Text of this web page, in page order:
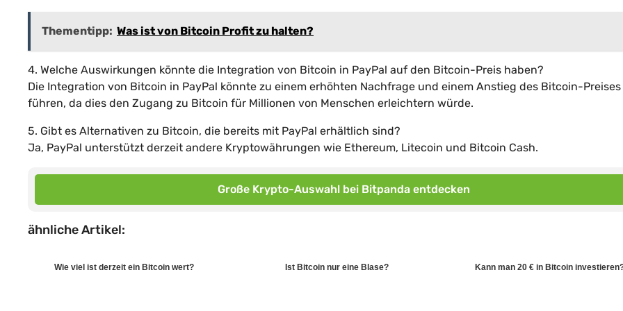
Thementipp: Was ist von Bitcoin Profit zu halten?
4. Welche Auswirkungen könnte die Integration von Bitcoin in PayPal auf den Bitcoin-Preis haben?
Die Integration von Bitcoin in PayPal könnte zu einem erhöhten Nachfrage und einem Anstieg des Bitcoin-Preises
führen, da dies den Zugang zu Bitcoin für Millionen von Menschen erleichtern würde.
5. Gibt es Alternativen zu Bitcoin, die bereits mit PayPal erhältlich sind?
Ja, PayPal unterstützt derzeit andere Kryptowährungen wie Ethereum, Litecoin und Bitcoin Cash.
Große Krypto-Auswahl bei Bitpanda entdecken
ähnliche Artikel:
Wie viel ist derzeit ein Bitcoin wert? Ist Bitcoin nur eine Blase? Kann man 20 € in Bitcoin